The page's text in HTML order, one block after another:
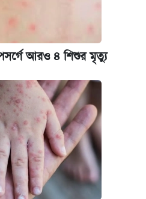
আরও ৪ শিশুর মৃত্যু